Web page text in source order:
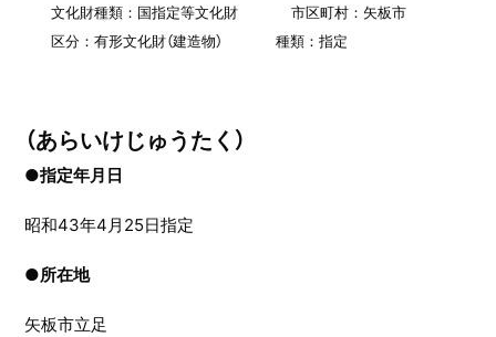
文化財種類：国指定等文化財
市区町村：矢板市
区分：有形文化財（建造物）
種類：指定
（あらいけじゅうたく）
●指定年月日
昭和43年4月25日指定
●所在地
矢板市立足